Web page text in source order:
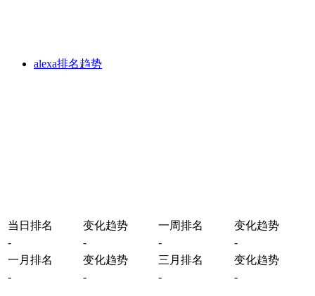
alexa排名趋势
当日排名 变化趋势 一周排名
变化趋势
-
- -
-
一月排名
变化趋势 三月排名
变化趋势
-
- - -